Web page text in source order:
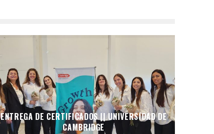
ENTREGA DE CERTIFICADOS || UNIVERSIDAD DE
CAMBRIDGE